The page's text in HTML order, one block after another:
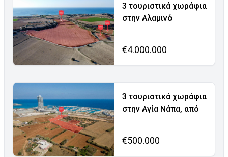
3 τουριστικά χωράφια
στην Αλαμινό
€4.000.000
3 τουριστικά χωράφια
στην Αγία Νάπα, από
€500.000